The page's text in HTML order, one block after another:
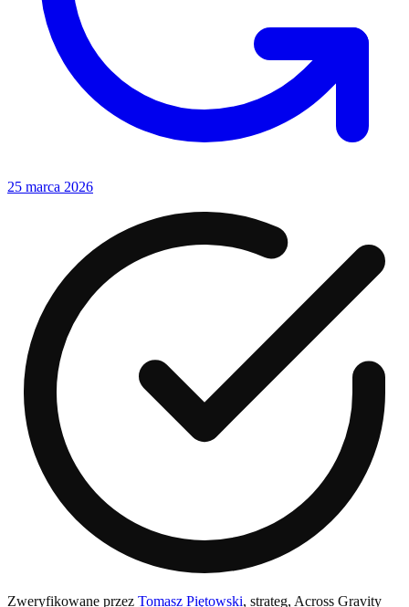
25 marca 2026
Zweryfikowane przez Tomasz Piętowski, strateg, Across Gravity